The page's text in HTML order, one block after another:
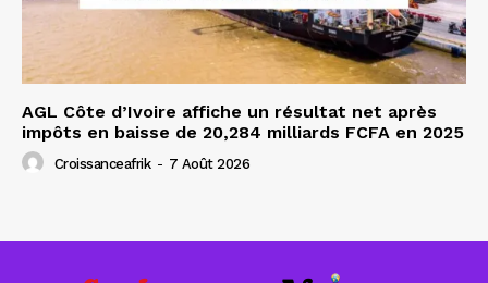
AGL Côte d’Ivoire affiche un résultat net après
impôts en baisse de 20,284 milliards FCFA en 2025
Croissanceafrik - 7 Août 2026